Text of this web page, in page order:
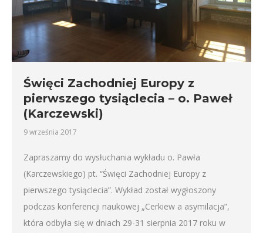
Święci Zachodniej Europy z
pierwszego tysiąclecia – o. Paweł
(Karczewski)
9 września 2017
Zapraszamy do wysłuchania wykładu o. Pawła
(Karczewskiego) pt. “Święci Zachodniej Europy z
pierwszego tysiąclecia”. Wykład został wygłoszony
podczas konferencji naukowej „Cerkiew a asymilacja”,
która odbyła się w dniach 29-31 sierpnia 2017 roku w